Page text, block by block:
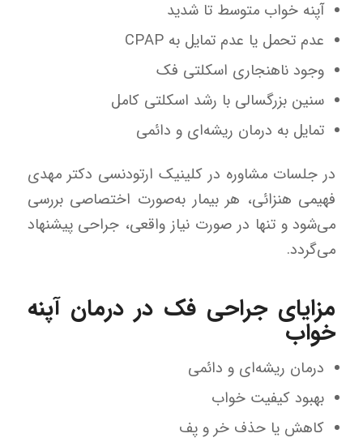
آپنه خواب متوسط تا شدید
عدم تحمل یا عدم تمایل به CPAP
وجود ناهنجاری اسکلتی فک
سنین بزرگسالی با رشد اسکلتی کامل
تمایل به درمان ریشه‌ای و دائمی
در جلسات مشاوره در کلینیک ارتودنسی دکتر مهدی
فهیمی هنزائی، هر بیمار به‌صورت اختصاصی بررسی
می‌شود و تنها در صورت نیاز واقعی، جراحی پیشنهاد
می‌گردد.
مزایای جراحی فک در درمان آپنه
خواب
درمان ریشه‌ای و دائمی
بهبود کیفیت خواب
کاهش یا حذف خر و پف